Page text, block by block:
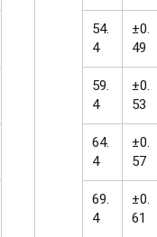
54.
4
±0.
49
59.
4
±0.
53
64.
4
±0.
57
69.
4
±0.
61